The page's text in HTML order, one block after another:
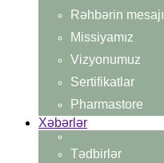
Rəhbərin mesajı
Missiyamız
Vizyonumuz
Sertifikatlar
Pharmastore
Xəbərlər
Tədbirlər